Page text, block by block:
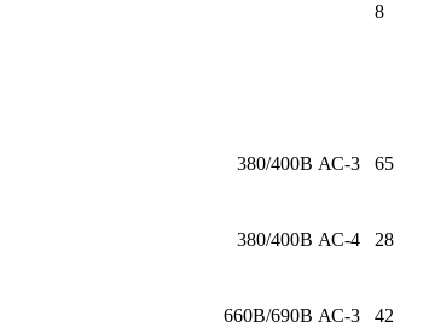
8
380/400В АС-3 65
380/400В АС-4 28
660В/690В АС-3 42